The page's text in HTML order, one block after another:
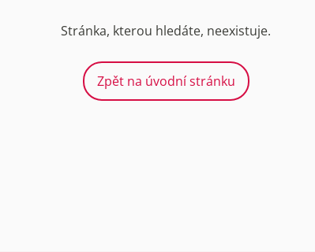
Stránka, kterou hledáte, neexistuje.
Zpět na úvodní stránku